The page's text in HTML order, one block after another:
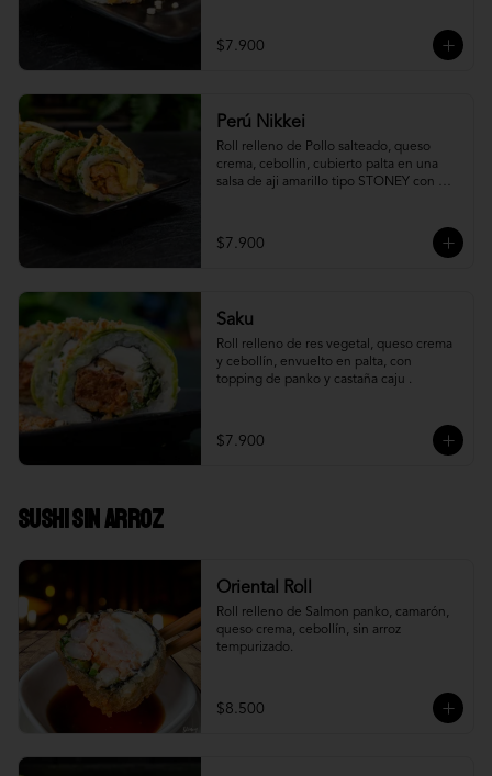
$7.900
Perú Nikkei
Roll relleno de Pollo salteado, queso
crema, cebollin, cubierto palta en una
salsa de aji amarillo tipo STONEY con
$7.900
Saku
Roll relleno de res vegetal, queso crema
y cebollín, envuelto en palta, con
topping de panko y castaña caju .
$7.900
Sushi Sin Arroz
Oriental Roll
Roll relleno de Salmon panko, camarón,
queso crema, cebollín, sin arroz
tempurizado.
$8.500